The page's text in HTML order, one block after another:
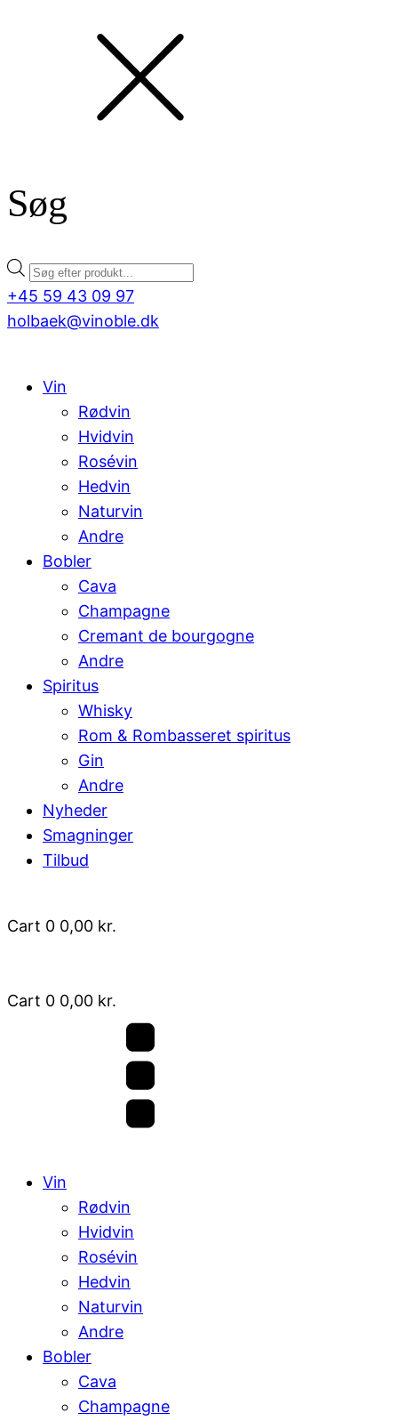
Søg
Products
search
+45 59 43 09 97
holbaek@vinoble.dk
Vin
Rødvin
Hvidvin
Rosévin
Hedvin
Naturvin
Andre
Bobler
Cava
Champagne
Cremant de bourgogne
Andre
Spiritus
Whisky
Rom & Rombasseret spiritus
Gin
Andre
Nyheder
Smagninger
Tilbud
Cart 0 0,00 kr.
Cart 0 0,00 kr.
Vin
Rødvin
Hvidvin
Rosévin
Hedvin
Naturvin
Andre
Bobler
Cava
Champagne